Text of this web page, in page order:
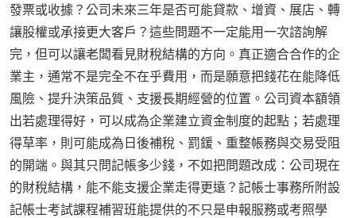
發票或收據？公司未來三年是否可能貸款、增資、展店、轉
讓股權或承接更大客戶？這些問題不一定能用一次諮詢解
完，但可以讓老闆看見財稅結構的方向。真正適合合作的企
業主，通常不是完全不在乎費用，而是願意把錢花在能降低
風險、提升決策品質、支援長期經營的位置。公司資本額領
出若處理得好，可以成為企業建立資金制度的起點；若處理
得草率，則可能成為日後補稅、罰鍰、重整帳務與交易受阻
的開端。與其只問記帳多少錢，不如把問題改成：公司現在
的財稅結構，能不能支援企業走得更遠？記帳士事務所附設
記帳士考試課程補習班能提供的不只是申報服務或考照學